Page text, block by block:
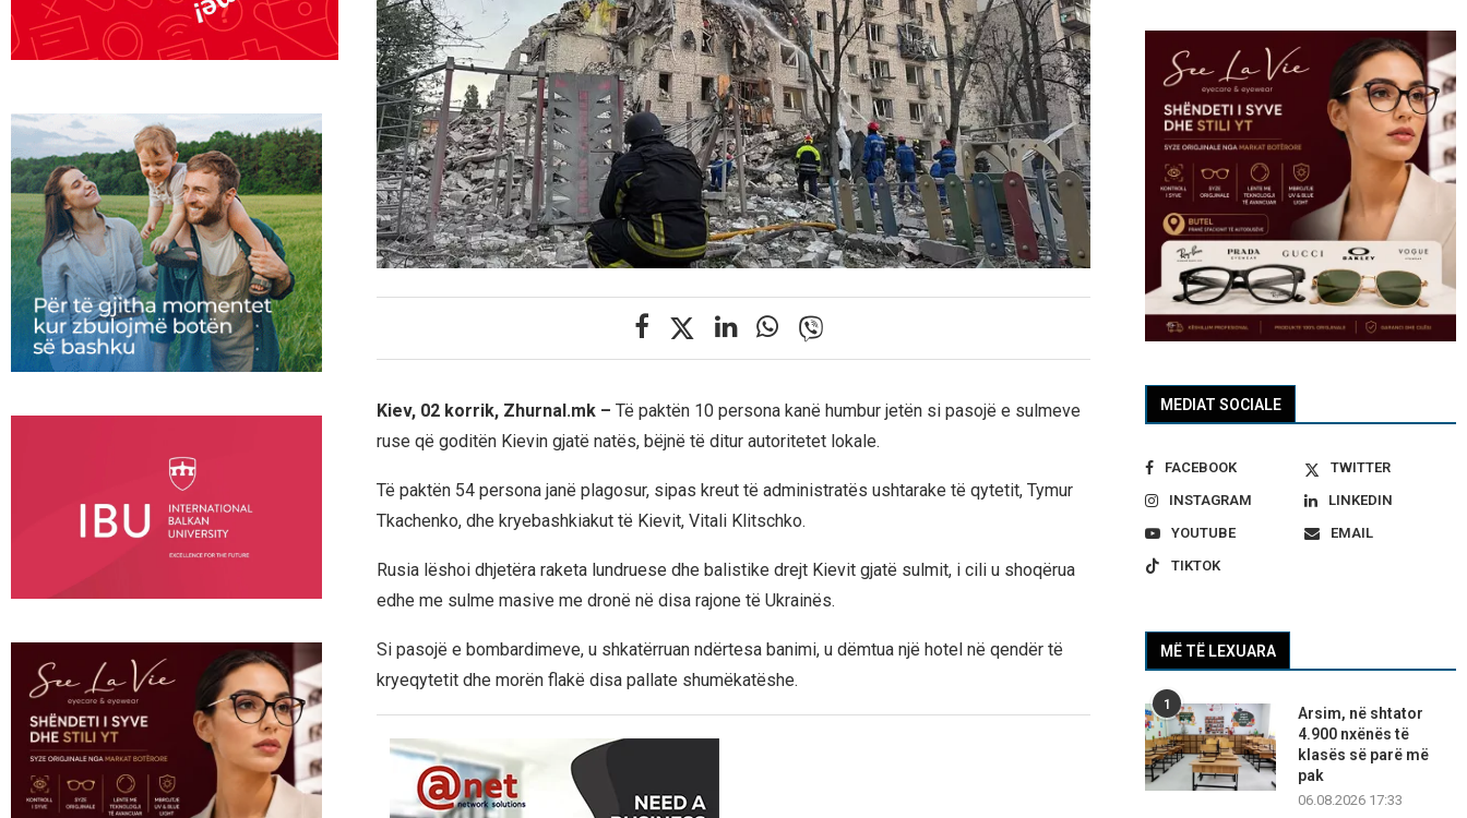
Kiev, 02 korrik, Zhurnal.mk – Të paktën 10 persona kanë humbur jetën si pasojë e sulmeve
ruse që goditën Kievin gjatë natës, bëjnë të ditur autoritetet lokale.
Të paktën 54 persona janë plagosur, sipas kreut të administratës ushtarake të qytetit, Tymur
Tkachenko, dhe kryebashkiakut të Kievit, Vitali Klitschko.
Rusia lëshoi dhjetëra raketa lundruese dhe balistike drejt Kievit gjatë sulmit, i cili u shoqërua
edhe me sulme masive me dronë në disa rajone të Ukrainës.
Si pasojë e bombardimeve, u shkatërruan ndërtesa banimi, u dëmtua një hotel në qendër të
kryeqytetit dhe morën flakë disa pallate shumëkatëshe.
MEDIAT SOCIALE
FACEBOOK
TWITTER
INSTAGRAM
LINKEDIN
YOUTUBE
EMAIL
TIKTOK
MË TË LEXUARA
1
Arsim, në shtator
4.900 nxënës të
klasës së parë më
pak
06.08.2026 17:33